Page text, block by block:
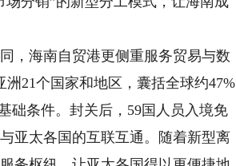
，海南自贸港更侧重服务贸易与数
21个国家和地区，囊括全球约47%
础条件。封关后，59国人员入境免
亚太各国的互联互通。随着新型离